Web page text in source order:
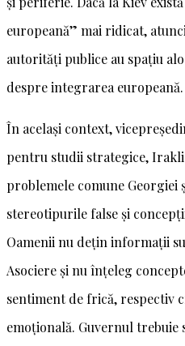
europeană” mai ridicat,
autorități publice au spațiu
despre integrarea europeană.
În același context,
pentru studii strategice,
problemele comune Georgiei
stereotipurile false şi
Oamenii nu dețin informații
Asociere şi nu înțeleg
sentiment de frică, respectiv
emoțională. Guvernul trebuie